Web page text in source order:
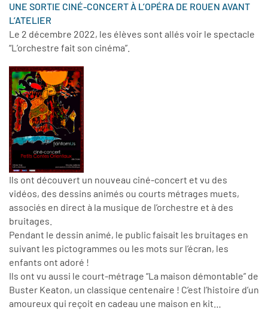
UNE SORTIE CINÉ-CONCERT À L’OPÉRA DE ROUEN AVANT
L’ATELIER
Le 2 décembre 2022, les élèves sont allés voir le spectacle
“L’orchestre fait son cinéma”.
Ils ont découvert un nouveau ciné-concert et vu des
vidéos, des dessins animés ou courts métrages muets,
associés en direct à la musique de l’orchestre et à des
bruitages.
Pendant le dessin animé, le public faisait les bruitages en
suivant les pictogrammes ou les mots sur l’écran, les
enfants ont adoré !
Ils ont vu aussi le court-métrage “La maison démontable” de
Buster Keaton, un classique centenaire ! C’est l’histoire d’un
amoureux qui reçoit en cadeau une maison en kit…